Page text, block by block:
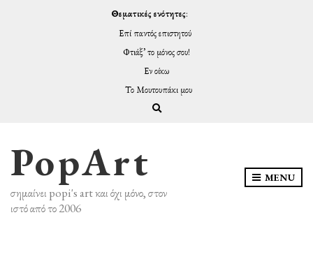
Θεματικές ενότητες:
Επί παντός επιστητού
Φτιάξ’ το μόνος σου!
Εν οίκω
Το Μουτουπάκι μου
Expand search form
PopArt
σημαίνει popi's art και όχι μόνο, στον
ιστό από το 2006
MENU